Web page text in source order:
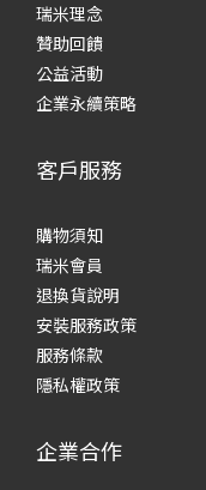
瑞米理念
贊助回饋
公益活動
企業永續策略
客戶服務
購物須知
瑞米會員
退換貨說明
安裝服務政策
服務條款
隱私權政策
企業合作